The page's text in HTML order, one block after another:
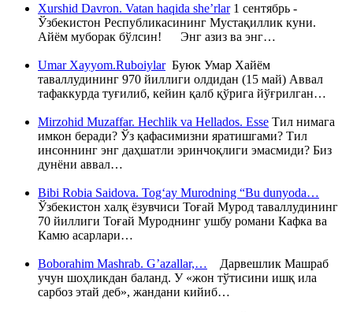
Xurshid Davron. Vatan haqida she’rlar1 сентябрь -
Ўзбекистон Республикасининг Мустақиллик куни.
Айём муборак бўлсин! Энг азиз ва энг…
Umar Xayyom.RuboiylarБуюк Умар Хайём
таваллудининг 970 йиллиги олдидан (15 май) Аввал
тафаккурда туғилиб, кейин қалб қўрига йўғрилган…
Mirzohid Muzaffar. Hechlik va Hellados. Esse Тил нимага
имкон беради? Ўз қафасимизни яратишгами? Тил
инсоннинг энг даҳшатли эринчоқлиги эмасмиди? Биз
дунёни аввал…
Bibi Robia Saidova. Tog‘ay Murodning “Bu dunyoda…
Ўзбекистон халқ ёзувчиси Тоғай Мурод таваллудининг
70 йиллиги Тоғай Муроднинг ушбу романи Кафка ва
Камю асарлари…
Boborahim Mashrab. G’azallar,… Дарвешлик Машраб
учун шоҳликдан баланд. У «жон тўтисини ишқ ила
сарбоз этай деб», жандани кийиб…